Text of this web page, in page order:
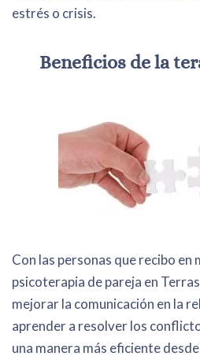
estrés o crisis.
Beneficios de la
Con las personas que recibo en
psicoterapia de pareja en
mejorar la comunicación en la
aprender a resolver los
una manera más eficiente